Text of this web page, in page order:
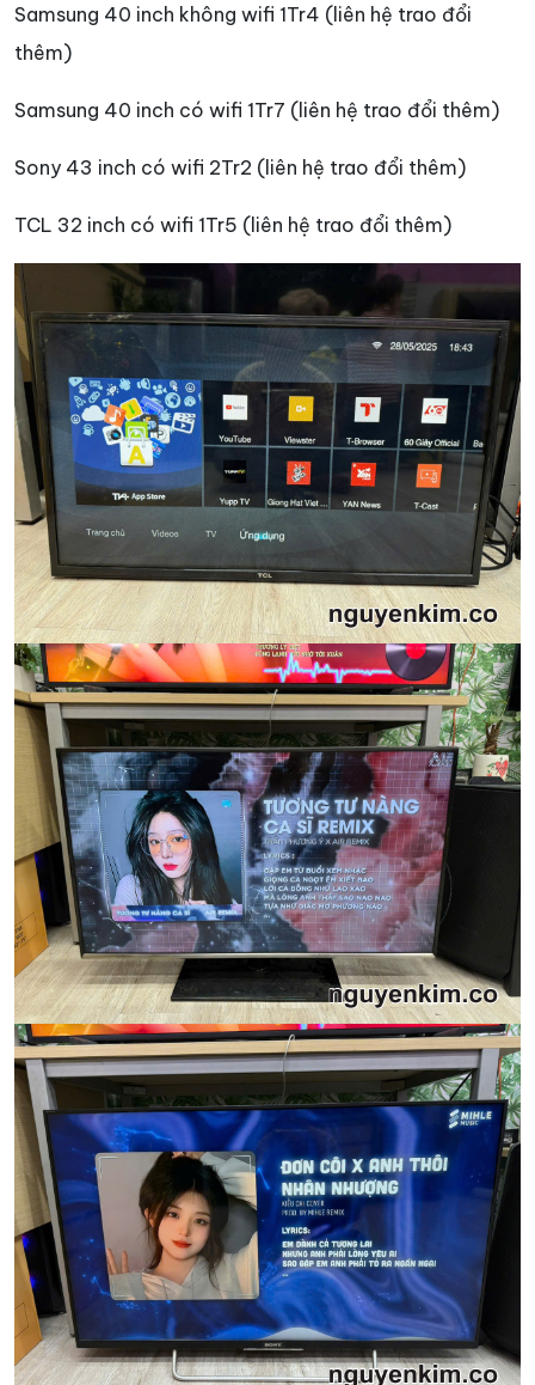
Samsung 40 inch không wifi 1Tr4 (liên hệ trao đổi
thêm)
Samsung 40 inch có wifi 1Tr7 (liên hệ trao đổi thêm)
Sony 43 inch có wifi 2Tr2 (liên hệ trao đổi thêm)
TCL 32 inch có wifi 1Tr5 (liên hệ trao đổi thêm)